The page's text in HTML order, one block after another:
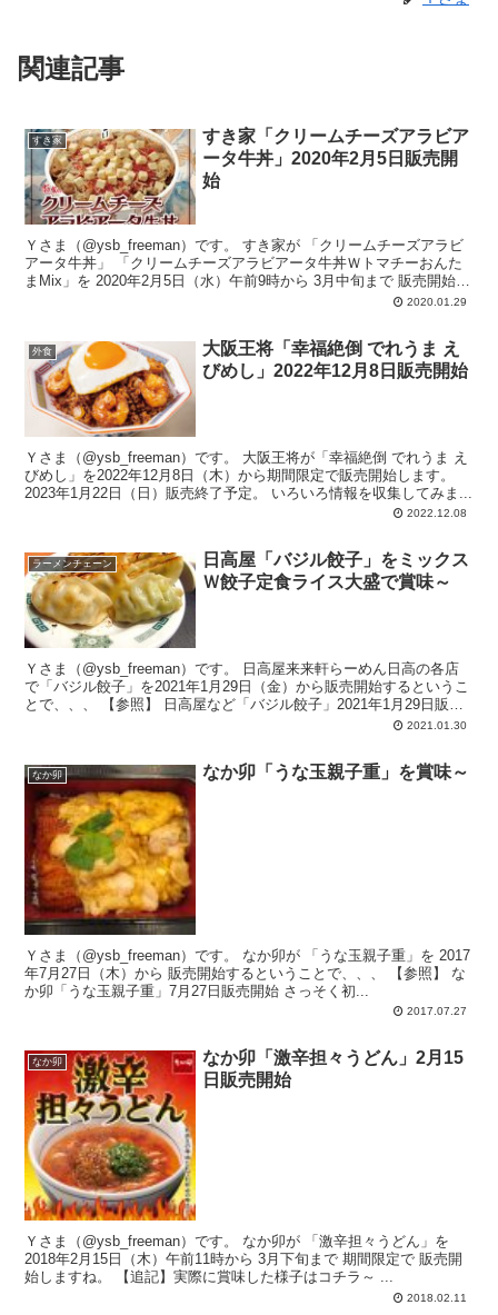
関連記事
すき家
すき家「クリームチーズアラビア
ータ牛丼」2020年2月5日販売開
始
Ｙさま（@ysb_freeman）です。 すき家が 「クリームチーズアラビ
アータ牛丼」 「クリームチーズアラビアータ牛丼Ｗトマチーおんた
まMix」を 2020年2月5日（水）午前9時から 3月中旬まで 販売開始し
2020.01.29
外食
大阪王将「幸福絶倒 でれうま え
びめし」2022年12月8日販売開始
Ｙさま（@ysb_freeman）です。 大阪王将が「幸福絶倒 でれうま え
びめし」を2022年12月8日（木）から期間限定で販売開始します。
2023年1月22日（日）販売終了予定。 いろいろ情報を収集してみま...
2022.12.08
ラーメンチェーン
日高屋「バジル餃子」をミックス
Ｗ餃子定食ライス大盛で賞味～
Ｙさま（@ysb_freeman）です。 日高屋来来軒らーめん日高の各店
で「バジル餃子」を2021年1月29日（金）から販売開始するというこ
とで、、、 【参照】 日高屋など「バジル餃子」2021年1月29日販売
2021.01.30
なか卯 なか卯「うな玉親子重」を賞味～
Ｙさま（@ysb_freeman）です。 なか卯が 「うな玉親子重」を 2017
年7月27日（木）から 販売開始するということで、、、 【参照】 な
か卯「うな玉親子重」7月27日販売開始 さっそく初...
2017.07.27
なか卯
なか卯「激辛担々うどん」2月15
日販売開始
Ｙさま（@ysb_freeman）です。 なか卯が 「激辛担々うどん」を
2018年2月15日（木）午前11時から 3月下旬まで 期間限定で 販売開
始しますね。 【追記】実際に賞味した様子はコチラ～ ...
2018.02.11